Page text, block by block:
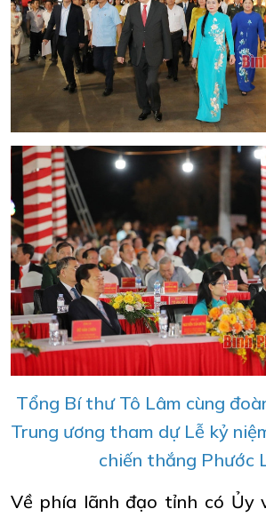
Tổng Bí thư Tô Lâm cùng
Trung ương tham dự Lễ kỷ
chiến thắng Phước
Về phía lãnh đạo tỉnh có Ủy